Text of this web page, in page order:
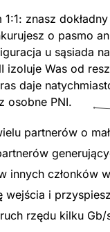
1:1: znasz
o pasmo
u sąsiada
izoluje Was od
daje
osobne PNI.
partnerów o
innych członków
wejścia i
rzędu kilku Gb/